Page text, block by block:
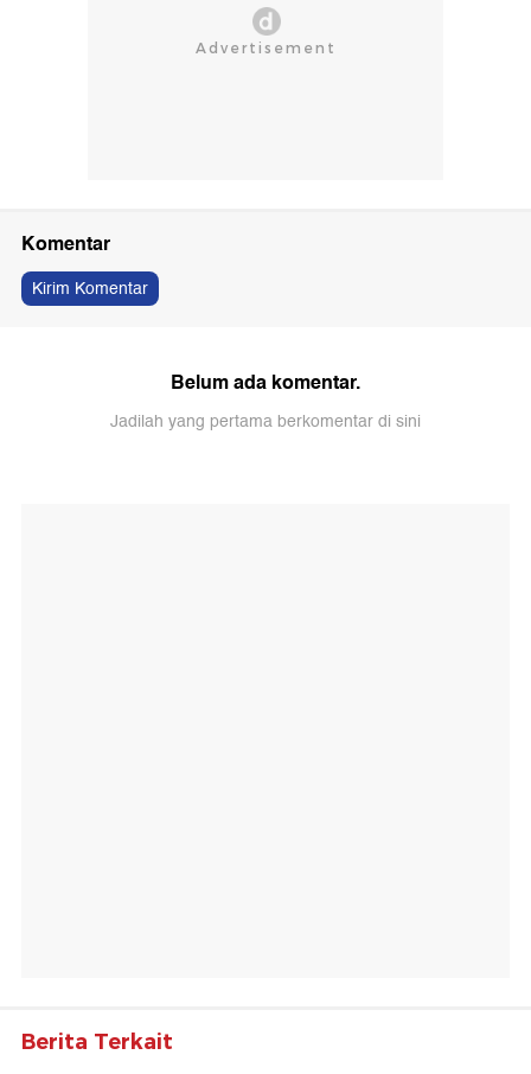
Komentar
Kirim Komentar
Belum ada komentar.
Jadilah yang pertama berkomentar di sini
Berita Terkait